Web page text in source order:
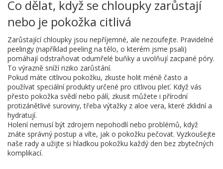
Co dělat, když se chloupky zarůstají
nebo je pokožka citlivá
Zarůstající chloupky jsou nepříjemné, ale nezoufejte. Pravidelné
peelingy (například peeling na tělo, o kterém jsme psali)
pomáhají odstraňovat odumřelé buňky a uvolňují zacpané póry.
To výrazně sníží riziko zarůstání.
Pokud máte citlivou pokožku, zkuste holit méně často a
používat speciální produkty určené pro citlivou pleť. Když vás
přesto pokožka svědí nebo pálí, zkusit můžete i přírodní
protizánětlivé suroviny, třeba výtažky z aloe vera, které zklidní a
hydratují.
Holení nemusí být zdrojem nepohodlí nebo problémů, když
znáte správný postup a víte, jak o pokožku pečovat. Vyzkoušejte
naše rady a užijte si hladkou pokožku každý den bez zbytečných
komplikací.